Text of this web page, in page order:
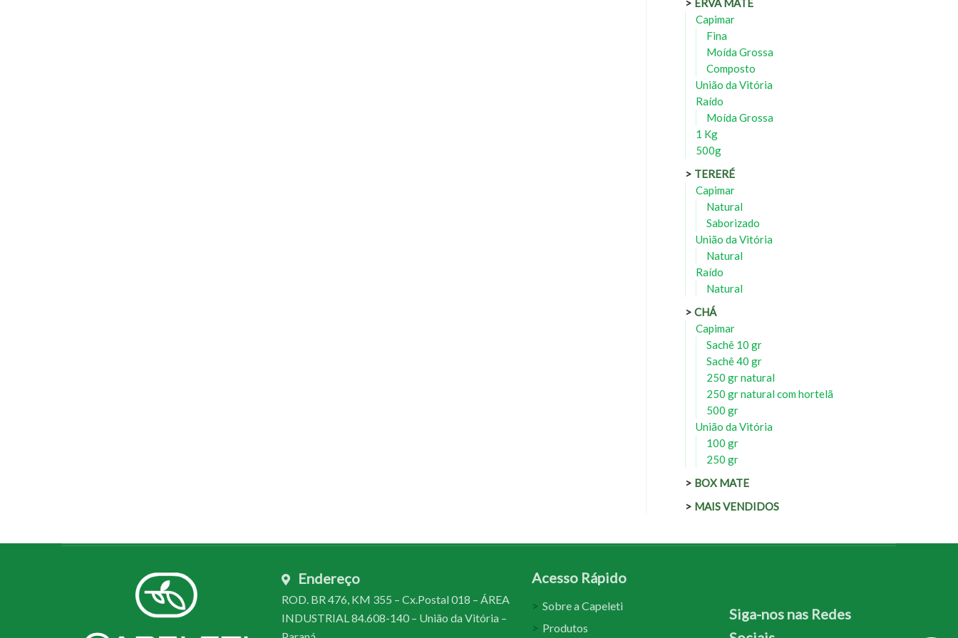
ERVA MATE
Capimar
Fina
Moída Grossa
Composto
União da Vitória
Raído
Moída Grossa
1 Kg
500g
TERERÉ
Capimar
Natural
Saborizado
União da Vitória
Natural
Raído
Natural
CHÁ
Capimar
Sachê 10 gr
Sachê 40 gr
250 gr natural
250 gr natural com hortelã
500 gr
União da Vitória
100 gr
250 gr
BOX MATE
MAIS VENDIDOS
Endereço
ROD. BR 476, KM 355 – Cx.Postal 018 – ÁREA
INDUSTRIAL 84.608-140 – União da Vitória –
Acesso Rápido
Sobre a Capeleti
Produtos
Siga-nos nas Redes